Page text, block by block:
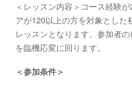
＜レッスン内容＞コース経験
アが120以上の方を対象とした
レッスンとなります。参加者
を臨機応変に回ります。
＜参加条件＞